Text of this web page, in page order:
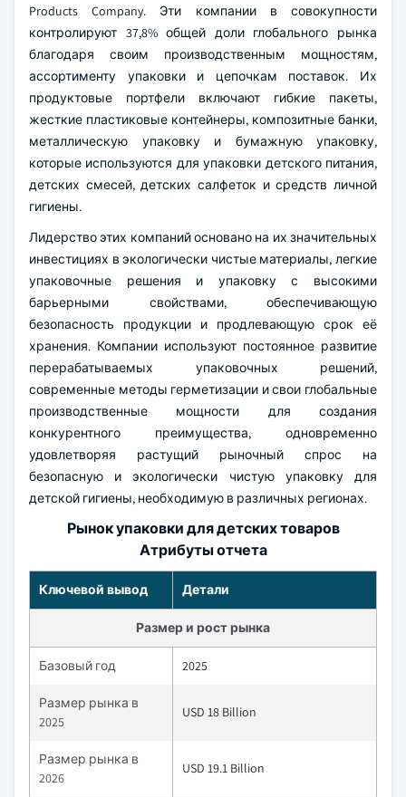
Products Company. Эти компании в совокупности
контролируют 37,8% общей доли глобального рынка
благодаря своим производственным мощностям,
ассортименту упаковки и цепочкам поставок. Их
продуктовые портфели включают гибкие пакеты,
жесткие пластиковые контейнеры, композитные банки,
металлическую упаковку и бумажную упаковку,
которые используются для упаковки детского питания,
детских смесей, детских салфеток и средств личной
гигиены.
Лидерство этих компаний основано на их значительных
инвестициях в экологически чистые материалы, легкие
упаковочные решения и упаковку с высокими
барьерными свойствами, обеспечивающую
безопасность продукции и продлевающую срок её
хранения. Компании используют постоянное развитие
перерабатываемых упаковочных решений,
современные методы герметизации и свои глобальные
производственные мощности для создания
конкурентного преимущества, одновременно
удовлетворяя растущий рыночный спрос на
безопасную и экологически чистую упаковку для
детской гигиены, необходимую в различных регионах.
Рынок упаковки для детских товаров
Атрибуты отчета
Ключевой вывод Детали
Размер и рост рынка
Базовый год 2025
Размер рынка в
2025
USD 18 Billion
Размер рынка в
2026
USD 19.1 Billion